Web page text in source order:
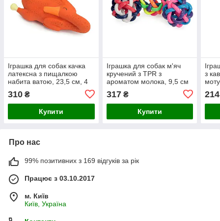
Іграшка для собак качка
латексна з пищалкою
набита ватою, 23,5 см, 4
310 ₴
Купити
Іграшка для собак м'яч
кручений з TPR з
ароматом молока, 9,5 см
317₴
Купити
з
214
Про нас
99% позитивних з 169 відгуків за рік
Працює з 03.10.2017
м. Київ
Київ, Україна